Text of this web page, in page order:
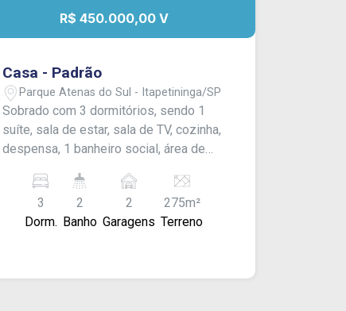
R$ 450.000,00 V
Casa - Padrão
Parque Atenas do Sul - Itapetininga/SP
Sobrado com 3 dormitórios, sendo 1
suíte, sala de estar, sala de TV, cozinha,
despensa, 1 banheiro social, área de
garagem coberta para 2 carros com
portão eletrônico.
3
Dorm.
2
Banho
2
Garagens
275m²
Terreno